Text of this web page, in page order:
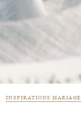
INSPIRATIONS MARIAGE